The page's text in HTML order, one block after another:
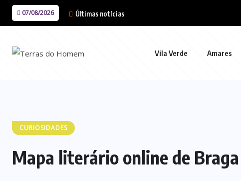
07/08/2026 Últimas notícias
Vila Verde Amares
CURIOSIDADES
Mapa literário online de